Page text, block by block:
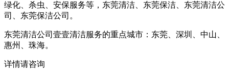
绿化、杀虫、安保服务等，东莞清洁、东莞保洁、东莞清洁公
司、东莞保洁公司。
东莞清洁公司壹壹清洁服务的重点城市：东莞、深圳、中山、
惠州、珠海。
详情请咨询